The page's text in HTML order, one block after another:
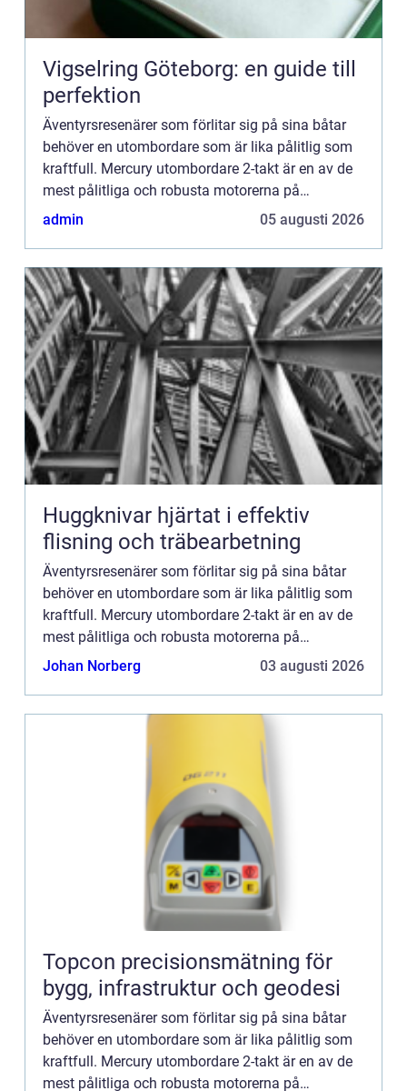
Vigselring Göteborg: en guide till
perfektion
Äventyrsresenärer som förlitar sig på sina båtar
behöver en utombordare som är lika pålitlig som
kraftfull. Mercury utombordare 2-takt är en av de
mest pålitliga och robusta motorerna på
marknaden. För att få ut det mesta av din Mercury
admin 05 augusti 2026
Huggknivar hjärtat i effektiv
flisning och träbearbetning
Äventyrsresenärer som förlitar sig på sina båtar
behöver en utombordare som är lika pålitlig som
kraftfull. Mercury utombordare 2-takt är en av de
mest pålitliga och robusta motorerna på
marknaden. För att få ut det mesta av din Mercury
Johan Norberg 03 augusti 2026
Topcon precisionsmätning för
bygg, infrastruktur och geodesi
Äventyrsresenärer som förlitar sig på sina båtar
behöver en utombordare som är lika pålitlig som
kraftfull. Mercury utombordare 2-takt är en av de
mest pålitliga och robusta motorerna på